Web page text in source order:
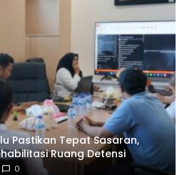
Pastikan Tepat Sasaran,
Ruang Detensi
0